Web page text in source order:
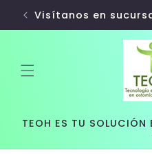
directamente
al contenido
Visítanos en
TEOH ES TU SOLUCIÓN